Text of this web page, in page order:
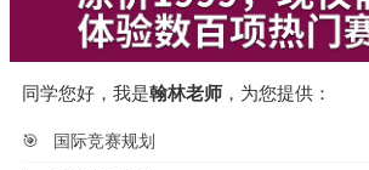
同学您好，我是翰林老师 ，为您提供：
🎯 国际竞赛规划